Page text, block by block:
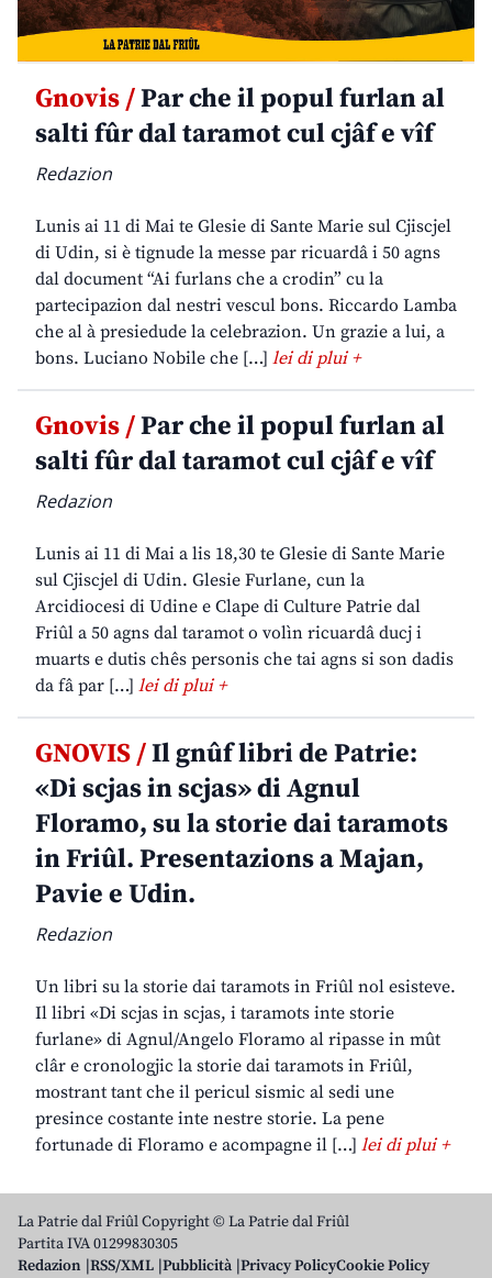
Gnovis /Par che il popul furlan al
salti fûr dal taramot cul cjâf e vîf
Redazion
Lunis ai 11 di Mai te Glesie di Sante Marie sul Cjiscjel
di Udin, si è tignude la messe par ricuardâ i 50 agns
dal document “Ai furlans che a crodin” cu la
partecipazion dal nestri vescul bons. Riccardo Lamba
che al à presiedude la celebrazion. Un grazie a lui, a
bons. Luciano Nobile che […] lei di plui +
Gnovis /Par che il popul furlan al
salti fûr dal taramot cul cjâf e vîf
Redazion
Lunis ai 11 di Mai a lis 18,30 te Glesie di Sante Marie
sul Cjiscjel di Udin. Glesie Furlane, cun la
Arcidiocesi di Udine e Clape di Culture Patrie dal
Friûl a 50 agns dal taramot o volìn ricuardâ ducj i
muarts e dutis chês personis che tai agns si son dadis
da fâ par […] lei di plui +
GNOVIS /Il gnûf libri de Patrie:
«Di scjas in scjas» di Agnul
Floramo, su la storie dai taramots
in Friûl. Presentazions a Majan,
Pavie e Udin.
Redazion
Un libri su la storie dai taramots in Friûl nol esisteve.
Il libri «Di scjas in scjas, i taramots inte storie
furlane» di Agnul/Angelo Floramo al ripasse in mût
clâr e cronologjic la storie dai taramots in Friûl,
mostrant tant che il pericul sismic al sedi une
presince costante inte nestre storie. La pene
fortunade di Floramo e acompagne il […] lei di plui +
La Patrie dal Friûl Copyright © La Patrie dal Friûl
Partita IVA 01299830305
Redazion RSS/XML Pubblicità Privacy PolicyCookie Policy